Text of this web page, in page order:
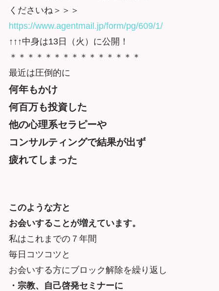
くださいね＞＞＞
https://www.agentmail.jp/form/pg/609/1/
↑↑↑中身は13日（火）に公開！
＊＊＊＊＊＊＊＊＊＊＊＊＊＊＊
最近は圧倒的に
何年もかけ
何百万も投資した
他の心理系セラピーや
コンサルティングで結果が出ず
疲れてしまった
このような方と
お会いすることが増えています。
私はこれまでの７年間
毎日コツコツと
お会いする方にブロック解除を繰り返し
・宗教、自己啓発セミナーに